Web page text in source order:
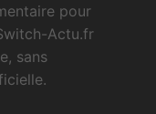
pour
Actu.fr
sans